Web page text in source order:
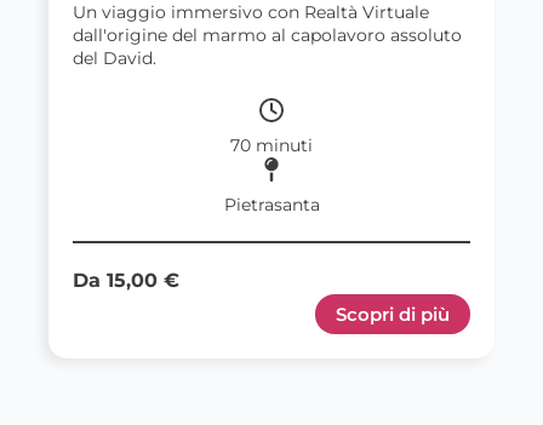
Un viaggio immersivo con Realtà Virtuale
dall'origine del marmo al capolavoro assoluto
del David.
70 minuti
Pietrasanta
Da 15,00 €
Scopri di più